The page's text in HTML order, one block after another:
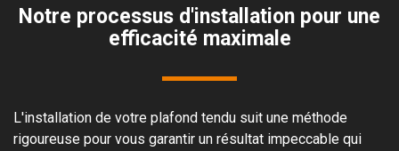
Notre processus d'installation pour une
efficacité maximale
L'installation de votre plafond tendu suit une méthode
rigoureuse pour vous garantir un résultat impeccable qui